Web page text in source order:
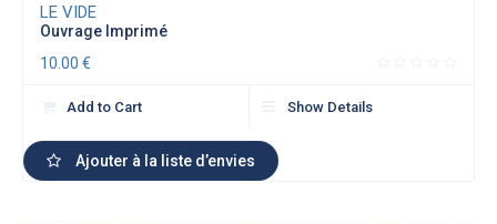
LE VIDE
Ouvrage Imprimé
10.00€
Add to Cart Show Details
Ajouter à la liste d’envies